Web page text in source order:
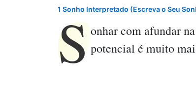
1 Sonho Interpretado (Escreva o Seu
S onhar com afundar
potencial é muito